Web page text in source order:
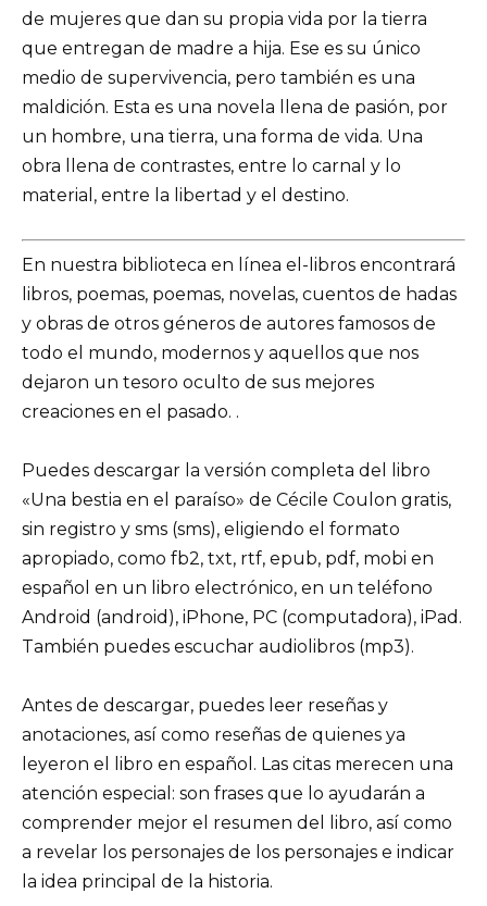
de mujeres que dan su propia vida por la tierra
que entregan de madre a hija. Ese es su único
medio de supervivencia, pero también es una
maldición. Esta es una novela llena de pasión, por
un hombre, una tierra, una forma de vida. Una
obra llena de contrastes, entre lo carnal y lo
material, entre la libertad y el destino.
En nuestra biblioteca en línea el-libros encontrará
libros, poemas, poemas, novelas, cuentos de hadas
y obras de otros géneros de autores famosos de
todo el mundo, modernos y aquellos que nos
dejaron un tesoro oculto de sus mejores
creaciones en el pasado. .
Puedes descargar la versión completa del libro
«Una bestia en el paraíso» de Cécile Coulon gratis,
sin registro y sms (sms), eligiendo el formato
apropiado, como fb2, txt, rtf, epub, pdf, mobi en
español en un libro electrónico, en un teléfono
Android (android), iPhone, PC (computadora), iPad.
También puedes escuchar audiolibros (mp3).
Antes de descargar, puedes leer reseñas y
anotaciones, así como reseñas de quienes ya
leyeron el libro en español. Las citas merecen una
atención especial: son frases que lo ayudarán a
comprender mejor el resumen del libro, así como
a revelar los personajes de los personajes e indicar
la idea principal de la historia.